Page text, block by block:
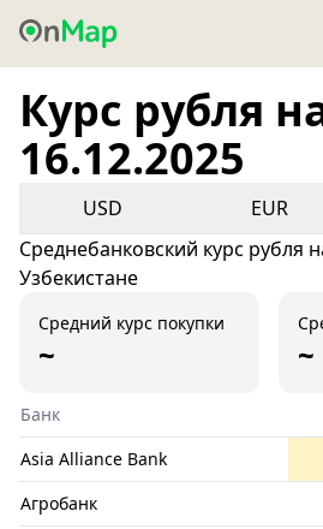
Курс рубля
16.12.2025
USD EUR
Среднебанковский курс рубля
Узбекистане
Средний курс покупки
~ ~
Банк
Asia Alliance Bank
Агробанк